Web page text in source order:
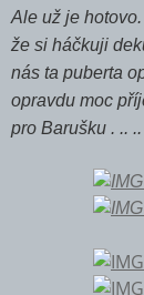
Ale už je
že si háčkuji
nás ta puberta
opravdu moc
pro Barušku . ..